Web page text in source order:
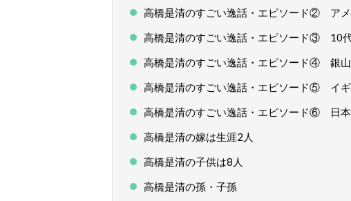
高橋是清のすごい逸話・エピソード② アメ
高橋是清のすごい逸話・エピソード③ 10
高橋是清のすごい逸話・エピソード④ 銀山
高橋是清のすごい逸話・エピソード⑤ イ
高橋是清のすごい逸話・エピソード⑥ 日本
高橋是清の嫁は生涯2人
高橋是清の子供は8人
高橋是清の孫・子孫